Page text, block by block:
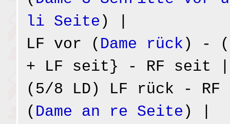
li Seite ) |
LF vor ( Dame rück ) -
+ LF seit} - RF seit |
(5/8 LD) LF rück -
( Dame an re Seite ) |